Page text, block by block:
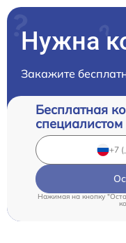
Нужна
Закажите
Бесплатная
специалистом
Нажимая на кнопку